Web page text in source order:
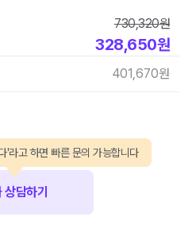
730,320원
328,650원
401,670원
상담하기
'라고 하면 빠른 문의 가능합니다